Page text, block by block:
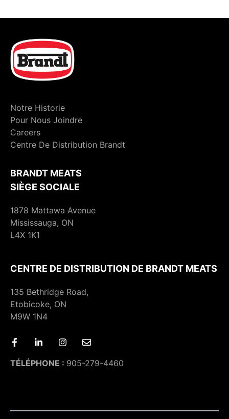
Notre Historie
Pour Nous Joindre
Careers
Centre De Distribution Brandt
BRANDT MEATS
SIÈGE SOCIALE
1878 Mattawa Avenue
Mississauga, ON
L4X 1K1
CENTRE DE DISTRIBUTION DE BRANDT MEATS
135 Bethridge Road,
Etobicoke, ON
M9W 1N4
TÉLÉPHONE : 905-279-4460